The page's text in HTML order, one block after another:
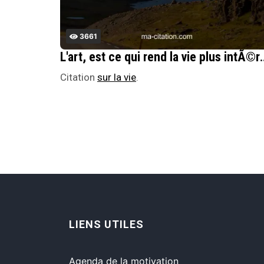
3661
L'art, est ce
Citation sur la vie.
LIENS UTILES
Agenda de la motivation